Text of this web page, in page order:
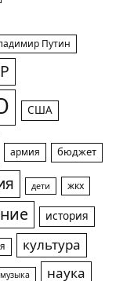
Путин
США
армия бюджет
дети жкх
история
культура
музыка
наука